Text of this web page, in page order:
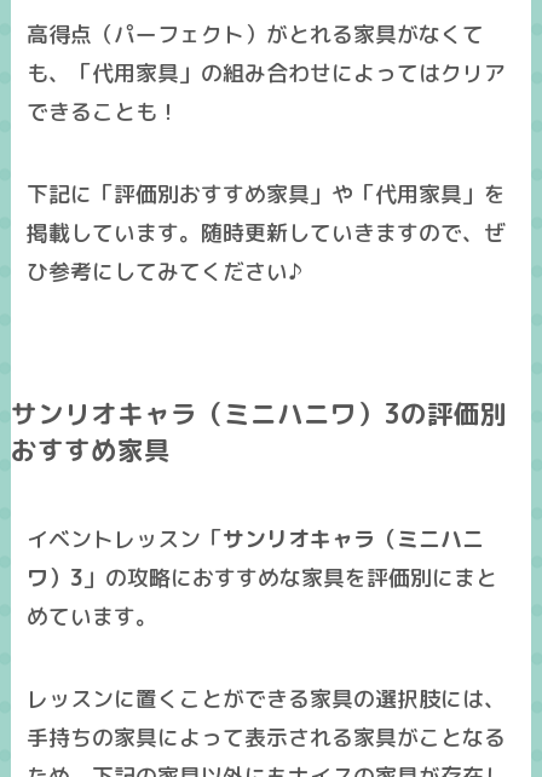
高得点（パーフェクト）がとれる家具がなくて
も、「代用家具」の組み合わせによってはクリア
できることも！
下記に「評価別おすすめ家具」や「代用家具」を
掲載しています。随時更新していきますので、ぜ
ひ参考にしてみてください♪
サンリオキャラ（ミニハニワ）3の評価別
おすすめ家具
イベントレッスン「サンリオキャラ（ミニハニ
ワ）3」の攻略におすすめな家具を評価別にまと
めています。
レッスンに置くことができる家具の選択肢には、
手持ちの家具によって表示される家具がことなる